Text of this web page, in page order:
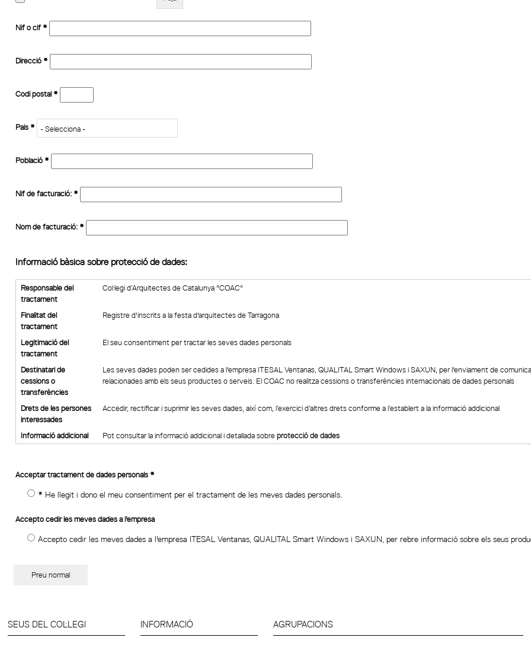
Nif o cif *
Direcció *
Codi postal*
Pais *
Població *
Nif de facturació: *
Nom de facturació: *
Informació bàsica sobre protecció de dades:
Responsable del
tractament
Col·legi d’Arquitectes de Catalunya "COAC"
Finalitat del
tractament
Registre d'inscrits a la festa d'arquitectes de Tarragona
Legitimació del
tractament
El seu consentiment per tractar les seves dades personals
Destinatari de
cessions o
transferències
Les seves dades poden ser cedides a l'empresa ITESAL Ventanas, QUALITAL Smart Windows i SAXUN, per l'enviament de
relacionades amb els seus productes o serveis. El COAC no realitza cessions o transferències internacionals de dades personals
Drets de les persones
interessades
Accedir, rectificar i suprimir les seves dades, així com, l’exercici d’altres drets conforme a l’establert a la informació addicional
Informació addicional Pot consultar la informació addicional i detallada sobreprotecció de dades
Acceptar tractament de dades personals *
* He llegit i dono el meu consentiment per el tractament de les meves dades personals.
Accepto cedir les meves dades a l'empresa
Accepto cedir les meves dades a l'empresa ITESAL Ventanas, QUALITAL Smart Windows i SAXUN, per rebre informació sobre els seus
Preu normal
SEUS DEL COL·LEGI INFORMACIÓ AGRUPACIONS